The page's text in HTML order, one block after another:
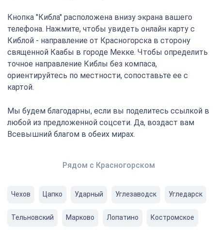
Кнопка "Кибла" расположена внизу экрана вашего
телефона. Нажмите, чтобы увидеть онлайн карту с
Киблой - направление от Красногорска в сторону
священной Каабы в городе Мекке. Чтобы определить
точное направление Киблы без компаса,
ориентируйтесь по местности, сопоставьте ее с
картой.
Мы будем благодарны, если вы поделитесь ссылкой в
любой из предложенной соцсети. Да, воздаст вам
Всевышний благом в обеих мирах.
Рядом с Красногорском
Чехов Цапко Ударный Углезаводск Угледарск
Тельновский Марково Лопатино Костромское